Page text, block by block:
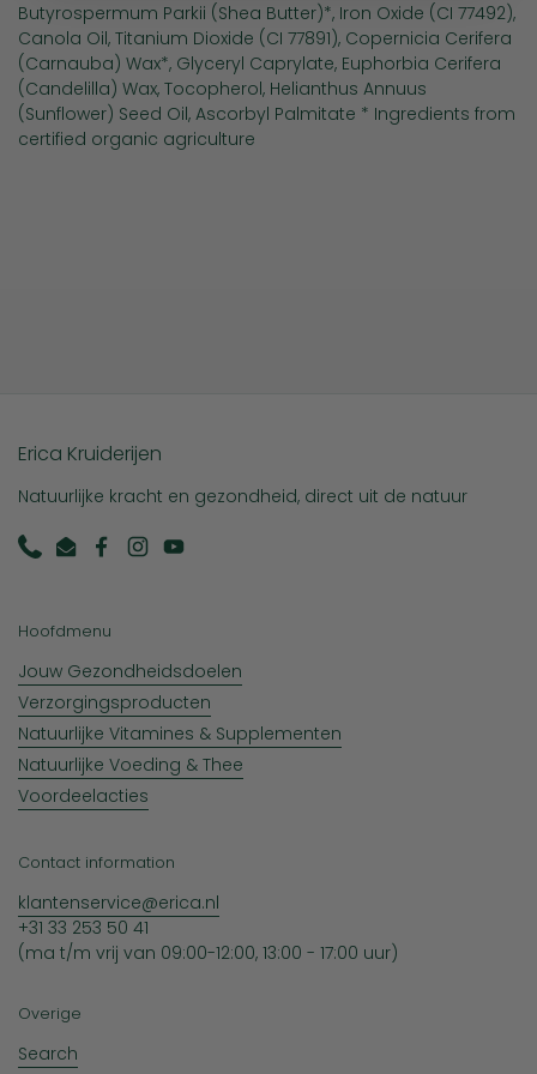
Butyrospermum Parkii (Shea Butter)*, Iron Oxide (CI 77492),
Canola Oil, Titanium Dioxide (CI 77891), Copernicia Cerifera
(Carnauba) Wax*, Glyceryl Caprylate, Euphorbia Cerifera
(Candelilla) Wax, Tocopherol, Helianthus Annuus
(Sunflower) Seed Oil, Ascorbyl Palmitate * Ingredients from
certified organic agriculture
Erica Kruiderijen
Natuurlijke kracht en gezondheid, direct uit de natuur
PhoneEmailFacebook
Instagram
YouTube
Hoofdmenu
Jouw Gezondheidsdoelen
Verzorgingsproducten
Natuurlijke Vitamines & Supplementen
Natuurlijke Voeding & Thee
Voordeelacties
Contact information
klantenservice@erica.nl
+31 33 253 50 41
(ma t/m vrij van 09:00-12:00, 13:00 - 17:00 uur)
Overige
Search